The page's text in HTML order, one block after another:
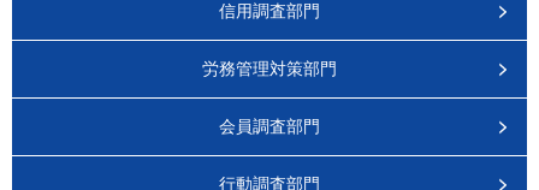
信用調査部門
労務管理対策部門
会員調査部門
行動調査部門